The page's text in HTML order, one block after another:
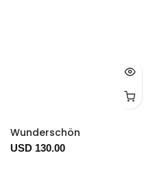
Wunderschön
USD 130.00